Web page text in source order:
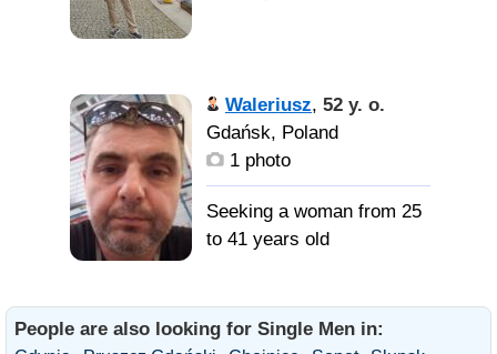
Waleriusz, 52 y. o.
Gdańsk, Poland
1 photo
Seeking a woman from 25
to 41 years old
People are also looking for Single Men in: